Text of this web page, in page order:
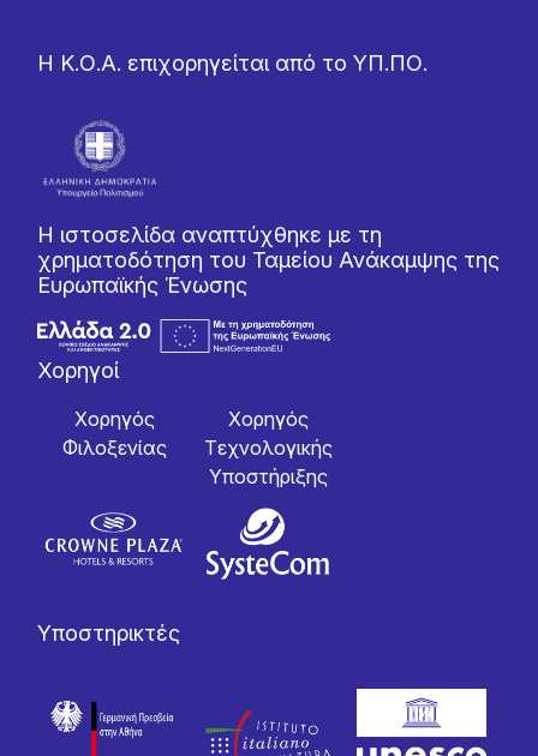
Η Κ.Ο.Α. επιχορηγείται από το ΥΠ.ΠΟ.
Η ιστοσελίδα αναπτύχθηκε με τη
χρηματοδότηση του Ταμείου Ανάκαμψης της
Ευρωπαϊκής Ένωσης
Χορηγοί
Χορηγός
Φιλοξενίας
Χορηγός
Tεχνολογικής
Yποστήριξης
Υποστηρικτές